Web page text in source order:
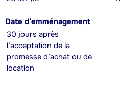
Date d’emménagement
30 jours après
l’acceptation de la
promesse d’achat ou de
location